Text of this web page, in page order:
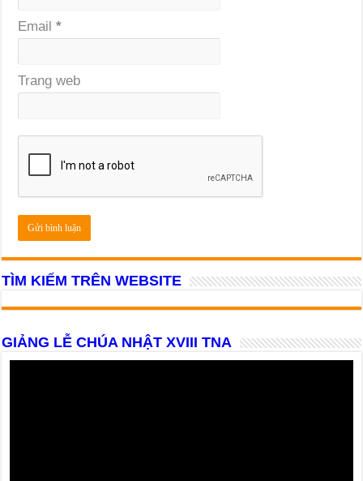
Email*
Trang web
TÌM KIẾM TRÊN WEBSITE
GIẢNG LỄ CHÚA NHẬT XVIII TNA